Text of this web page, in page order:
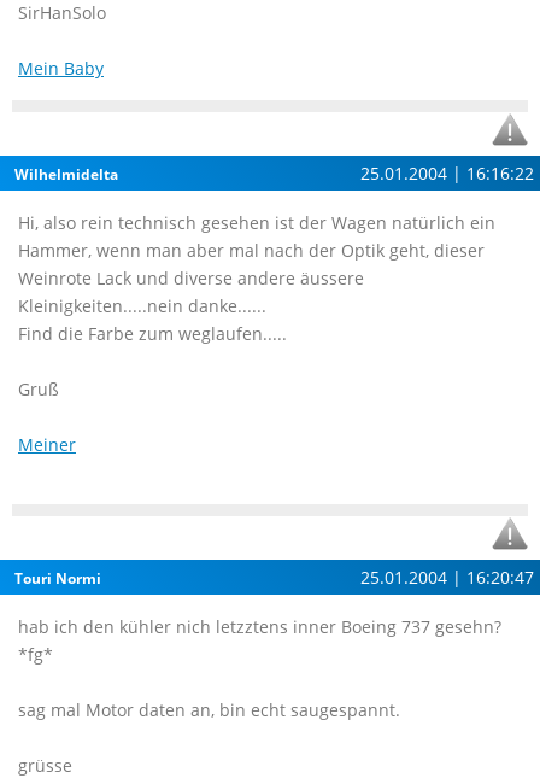
SirHanSolo
Mein Baby
Wilhelmidelta 25.01.2004 | 16:16:22
Hi, also rein technisch gesehen ist der Wagen natürlich ein
Hammer, wenn man aber mal nach der Optik geht, dieser
Weinrote Lack und diverse andere äussere
Kleinigkeiten.....nein danke......
Find die Farbe zum weglaufen.....
Gruß
Meiner
Touri Normi 25.01.2004 | 16:20:47
hab ich den kühler nich letzztens inner Boeing 737 gesehn?
*fg*
sag mal Motor daten an, bin echt saugespannt.
grüsse